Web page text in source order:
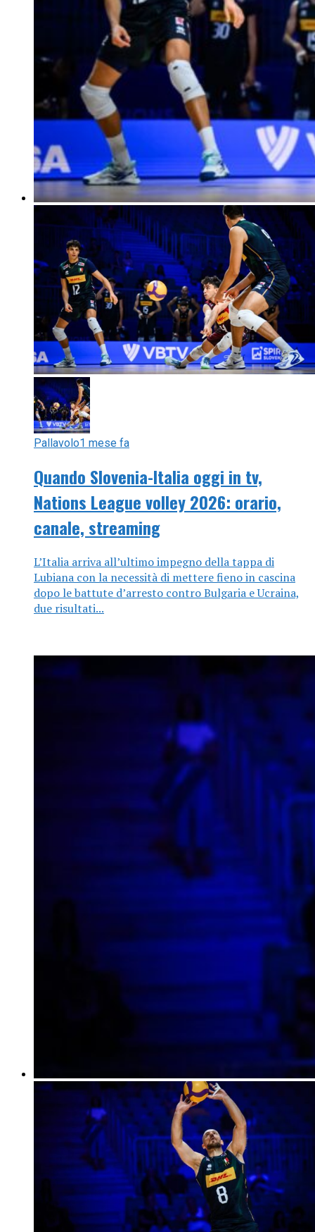
Pallavolo1 mese fa
Quando Slovenia-Italia oggi in tv,
Nations League volley 2026: orario,
canale, streaming
L’Italia arriva all’ultimo impegno della tappa di
Lubiana con la necessità di mettere fieno in cascina
dopo le battute d’arresto contro Bulgaria e Ucraina,
due risultati...